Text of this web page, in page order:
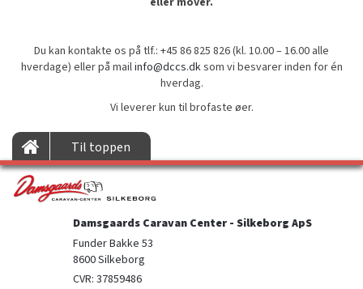
Du kan kontakte os på tlf.: +45 86 825 826 (kl. 10.00 – 16.00 alle
hverdage) eller på mailinfo@dccs.dksom vi besvarer inden for én
hverdag.
Vi leverer kun til brofaste øer.
Til toppen
Damsgaards Caravan Center - Silkeborg ApS
Funder Bakke 53
8600 Silkeborg
CVR: 37859486